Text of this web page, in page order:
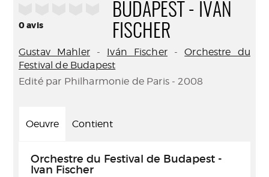
0avis
BUDAPEST - IVAN
FISCHER
Gustav Mahler- Iván Fischer-Orchestre du
Festival de Budapest
Edité par Philharmonie de Paris - 2008
Oeuvre Contient
Orchestre du Festival de Budapest -
Ivan Fischer